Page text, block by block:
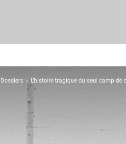
Dossiers L’histoire tragique du seul camp